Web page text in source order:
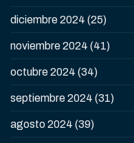
diciembre 2024 (25)
noviembre 2024 (41)
octubre 2024 (34)
septiembre 2024 (31)
agosto 2024 (39)